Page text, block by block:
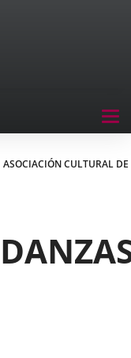
ASOCIACIÓN CULTURAL DE